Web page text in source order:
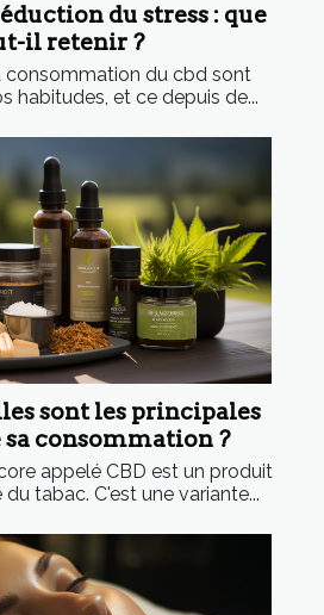
du stress : que
il retenir ?
consommation du cbd sont
habitudes, et ce depuis de...
sont les principales
sa consommation ?
appelé CBD est un produit
tabac. C'est une variante...